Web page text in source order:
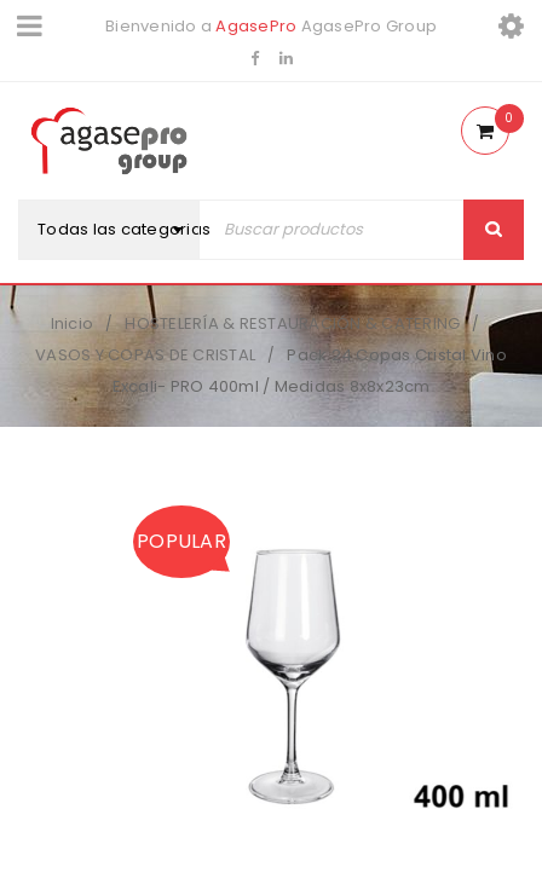
Bienvenido aAgasePro AgasePro Group
Todas las categorias
0
Inicio / HOSTELERÍA & RESTAURACIÓN & CATERING /
VASOS Y COPAS DE CRISTAL /
Pack 24 Copas Cristal Vino
Excali- PRO 400ml / Medidas 8x8x23cm
POPULAR